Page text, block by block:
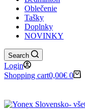
Oblečenie
Tašky
Doplnky
NOVINKY
Search
Login
Shopping cart0,00€ 0